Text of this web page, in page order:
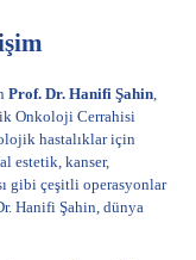
Prof. Dr. Hanifi Şahin,
Onkoloji Cerrahisi
hastalıklar için
estetik, kanser,
gibi çeşitli operasyonlar
Hanifi Şahin, dünya